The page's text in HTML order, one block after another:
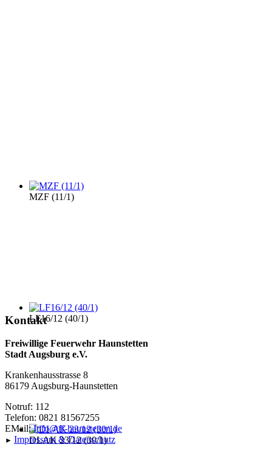
MZF (11/1)
LF16/12 (40/1)
DLAK 23/12 (30/1)
Kontakt
Freiwillige Feuerwehr Haunstetten
Stadt Augsburg e.V.
Krankenhausstrasse 8
86179 Augsburg-Haunstetten
Notruf: 112
Telefon: 0821 81567255
EMail:Info@ff-haunstetten.de
► Impressum & Datenschutz